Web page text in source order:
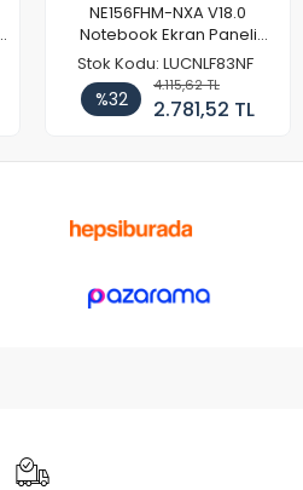
NE156FHM-NXA V18.0
Notebook Ekran Paneli
144Hz
Stok Kodu: LUCNLF83NF
%32
4.115,62 TL
2.781,52 TL